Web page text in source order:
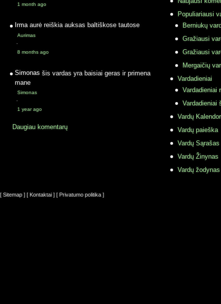
1 month ago
Irma aurė reiškia auksas baltiškose tautose
Aurimas
·
8 months ago
Simonas šis vardas yra baisiai geras ir primena
mane
Simonas
·
1 year ago
Daugiau komentarų
Populiariausi
Berniukų
Gražiausi
Gražiausi
Mergaičių
Vardadieniai
Vardadieniai
Vardadieniai
Vardų
Vardų paieška
Vardų Sąrašas
Vardų Žinynas
Vardų
[ Sitemap ] [ Kontaktai ] [ Privatumo politika ]